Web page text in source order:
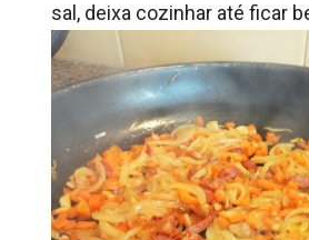
sal, deixa cozinhar até ficar